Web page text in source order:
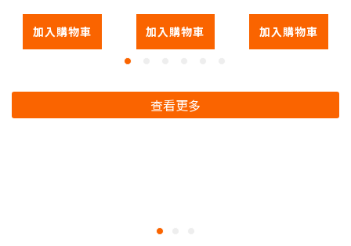
加入購物車 加入購物車 加入購物車
查看更多